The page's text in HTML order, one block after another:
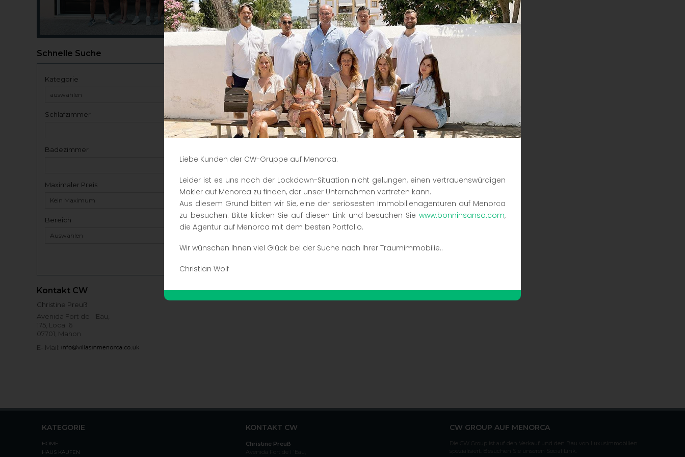
Liebe Kunden der CW-Gruppe auf Menorca.
Leider ist es uns nach der Lockdown-Situation nicht gelungen, einen vertrauenswürdigen
Makler auf Menorca zu finden, der unser Unternehmen vertreten kann.
Aus diesem Grund bitten wir Sie, eine der seriösesten Immobilienagenturen auf Menorca
zu besuchen. Bitte klicken Sie auf diesen Link und besuchen Sie www.bonninsanso.com,
die Agentur auf Menorca mit dem besten Portfolio.
Wir wünschen Ihnen viel Glück bei der Suche nach Ihrer Traumimmobilie..
Christian Wolf
Charmantes Hotel mit 8 Zimmern
auf Menorca im Verkauf
AUF ANFRAGE CW-BO-25945
2588m² 1426m² 10 16
MEHR INFOS
Schnelle Suche
Kategorie
Schlafzimmer
Badezimmer
Maximaler Preis
Bereich
Kontakt CW
Christine Preuß
Avenida Fort de l 'Eau,
175, Local 6
07701, Mahon
E- Mail:
KATEGORIE
HOME
HAUS KAUFEN
KONTAKT CW
Christine Preuß
Avenida Fort de l 'Eau,
CW GROUP AUF MENORCA
Die CW Group ist auf den Verkauf und den Bau von Luxusimmobilien
spezialisiert. Besuchen Sie unseren Social Link.